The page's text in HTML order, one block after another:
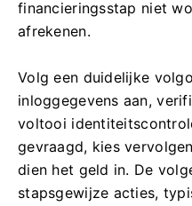
financieringsstap niet
afrekenen.
Volg een duidelijke
inloggegevens aan,
voltooi
gevraagd, kies
dien het geld in. De
stapsgewijze acties,